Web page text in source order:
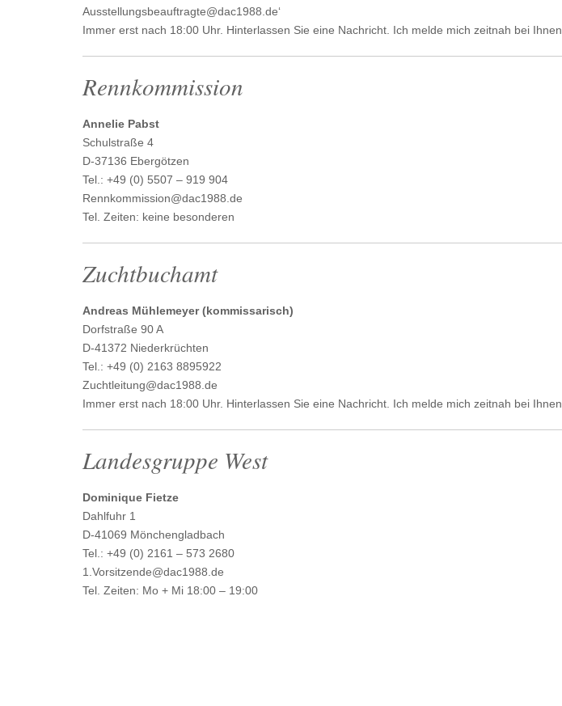
Ausstellungsbeauftragte@dac1988.de‘
Immer erst nach 18:00 Uhr. Hinterlassen Sie eine Nachricht. Ich melde mich zeitnah bei Ihnen.
Rennkommission
Annelie Pabst
Schulstraße 4
D-37136 Ebergötzen
Tel.: +49 (0) 5507 – 919 904
Rennkommission@dac1988.de
Tel. Zeiten: keine besonderen
Zuchtbuchamt
Andreas Mühlemeyer (kommissarisch)
Dorfstraße 90 A
D-41372 Niederkrüchten
Tel.: +49 (0) 2163 8895922
Zuchtleitung@dac1988.de
Immer erst nach 18:00 Uhr. Hinterlassen Sie eine Nachricht. Ich melde mich zeitnah bei Ihnen.
Landesgruppe West
Dominique Fietze
Dahlfuhr 1
D-41069 Mönchengladbach
Tel.: +49 (0) 2161 – 573 2680
1.Vorsitzende@dac1988.de
Tel. Zeiten: Mo + Mi 18:00 – 19:00